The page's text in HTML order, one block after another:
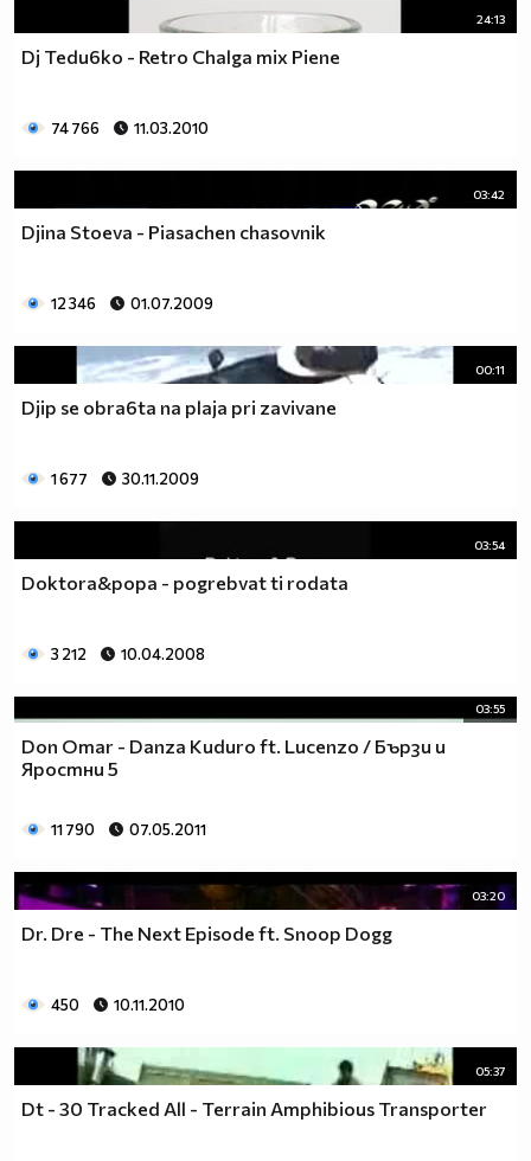
24:13
Dj Tedu6ko - Retro Chalga mix Piene
74 766 11.03.2010
03:42
Djina Stoeva - Piasachen chasovnik
12 346 01.07.2009
00:11
Djip se obra6ta na plaja pri zavivane
1 677 30.11.2009
03:54
Doktora&popa - pogrebvat ti rodata
3 212 10.04.2008
03:55
Don Omar - Danza Kuduro ft. Lucenzo / Бързи и
Яростни 5
11 790 07.05.2011
03:20
Dr. Dre - The Next Episode ft. Snoop Dogg
450 10.11.2010
05:37
Dt - 30 Tracked All - Terrain Amphibious Transporter